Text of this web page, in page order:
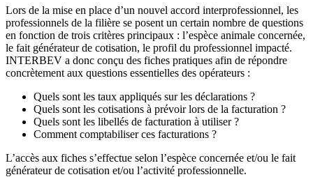
Lors de la mise en place d’un nouvel accord interprofessionnel, les
professionnels de la filière se posent un certain nombre de questions
en fonction de trois critères principaux : l’espèce animale concernée,
le fait générateur de cotisation, le profil du professionnel impacté.
INTERBEV a donc conçu des fiches pratiques afin de répondre
concrètement aux questions essentielles des opérateurs :
Quels sont les taux appliqués sur les déclarations ?
Quels sont les cotisations à prévoir lors de la facturation ?
Quels sont les libellés de facturation à utiliser ?
Comment comptabiliser ces facturations ?
L’accès aux fiches s’effectue selon l’espèce concernée et/ou le fait
générateur de cotisation et/ou l’activité professionnelle.